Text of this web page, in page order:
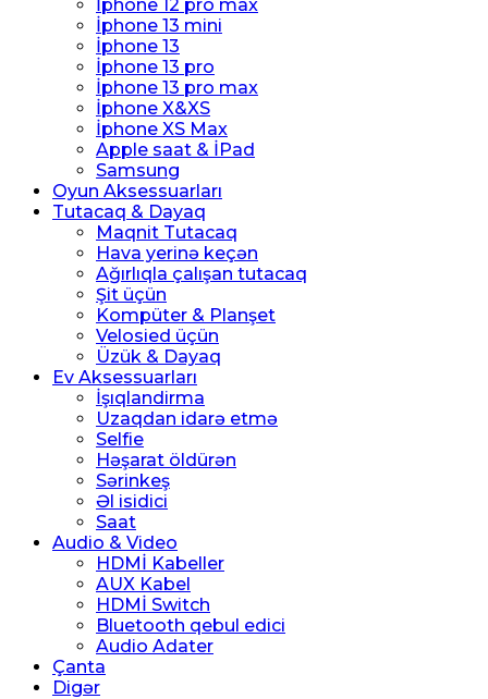
İphone 12 pro max
İphone 13 mini
İphone 13
İphone 13 pro
İphone 13 pro max
İphone X&XS
İphone XS Max
Apple saat & İPad
Samsung
Oyun Aksessuarları
Tutacaq & Dayaq
Maqnit Tutacaq
Hava yerinə keçən
Ağırlıqla çalışan tutacaq
Şit üçün
Kompüter & Planşet
Velosied üçün
Üzük & Dayaq
Ev Aksessuarları
İşıqlandirma
Uzaqdan idarə etmə
Selfie
Həşarat öldürən
Sərinkeş
Əl isidici
Saat
Audio & Video
HDMİ Kabeller
AUX Kabel
HDMİ Switch
Bluetooth qebul edici
Audio Adater
Çanta
Digər